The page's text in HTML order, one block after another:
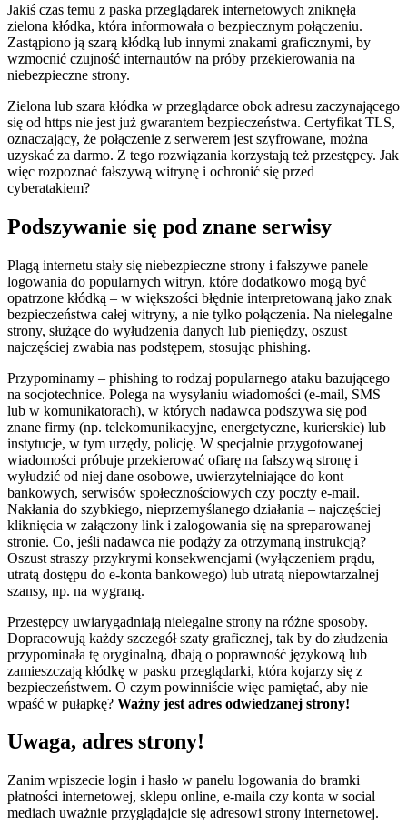
Jakiś czas temu z paska przeglądarek internetowych zniknęła
zielona kłódka, która informowała o bezpiecznym połączeniu.
Zastąpiono ją szarą kłódką lub innymi znakami graficznymi, by
wzmocnić czujność internautów na próby przekierowania na
niebezpieczne strony.
Zielona lub szara kłódka w przeglądarce obok adresu zaczynającego
się od https nie jest już gwarantem bezpieczeństwa. Certyfikat TLS,
oznaczający, że połączenie z serwerem jest szyfrowane, można
uzyskać za darmo. Z tego rozwiązania korzystają też przestępcy. Jak
więc rozpoznać fałszywą witrynę i ochronić się przed
cyberatakiem?
Podszywanie się pod znane serwisy
Plagą internetu stały się niebezpieczne strony i fałszywe panele
logowania do popularnych witryn, które dodatkowo mogą być
opatrzone kłódką – w większości błędnie interpretowaną jako znak
bezpieczeństwa całej witryny, a nie tylko połączenia. Na nielegalne
strony, służące do wyłudzenia danych lub pieniędzy, oszust
najczęściej zwabia nas podstępem, stosując phishing.
Przypominamy – phishing to rodzaj popularnego ataku bazującego
na socjotechnice. Polega na wysyłaniu wiadomości (e-mail, SMS
lub w komunikatorach), w których nadawca podszywa się pod
znane firmy (np. telekomunikacyjne, energetyczne, kurierskie) lub
instytucje, w tym urzędy, policję. W specjalnie przygotowanej
wiadomości próbuje przekierować ofiarę na fałszywą stronę i
wyłudzić od niej dane osobowe, uwierzytelniające do kont
bankowych, serwisów społecznościowych czy poczty e-mail.
Nakłania do szybkiego, nieprzemyślanego działania – najczęściej
kliknięcia w załączony link i zalogowania się na spreparowanej
stronie. Co, jeśli nadawca nie podąży za otrzymaną instrukcją?
Oszust straszy przykrymi konsekwencjami (wyłączeniem prądu,
utratą dostępu do e-konta bankowego) lub utratą niepowtarzalnej
szansy, np. na wygraną.
Przestępcy uwiarygadniają nielegalne strony na różne sposoby.
Dopracowują każdy szczegół szaty graficznej, tak by do złudzenia
przypominała tę oryginalną, dbają o poprawność językową lub
zamieszczają kłódkę w pasku przeglądarki, która kojarzy się z
bezpieczeństwem. O czym powinniście więc pamiętać, aby nie
wpaść w pułapkę? Ważny jest adres odwiedzanej strony!
Uwaga, adres strony!
Zanim wpiszecie login i hasło w panelu logowania do bramki
płatności internetowej, sklepu online, e-maila czy konta w social
mediach uważnie przyglądajcie się adresowi strony internetowej.